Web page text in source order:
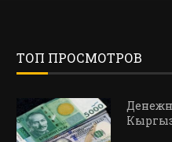
ТОП ПРОСМОТРОВ